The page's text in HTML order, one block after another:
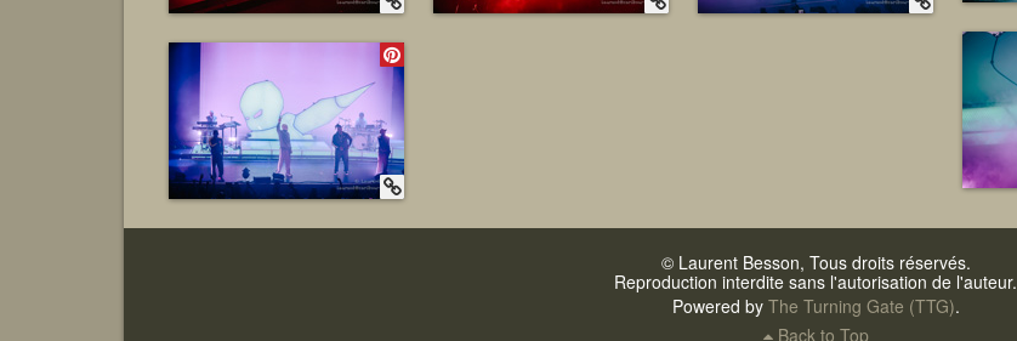
© Laurent Besson, Tous droits réservés.
Reproduction interdite sans l'autorisation de l'auteur.
Powered by The Turning Gate (TTG).
Back to Top